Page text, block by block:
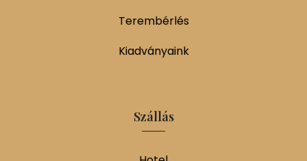
Terembérlés
Kiadványaink
Szállás